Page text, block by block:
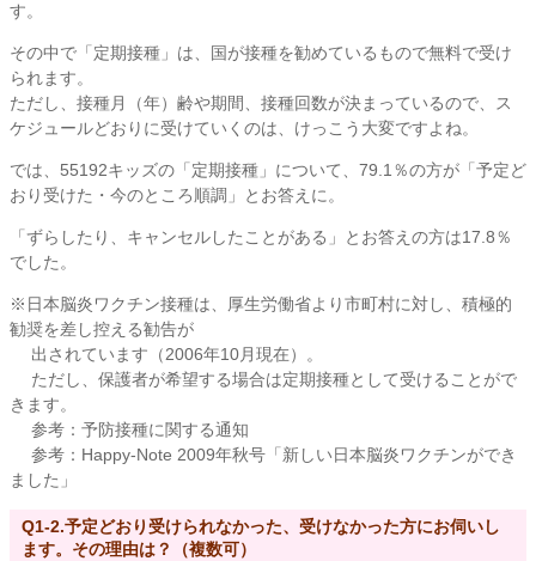
す。
その中で「定期接種」は、国が接種を勧めているもので無料で受け
られます。
ただし、接種月（年）齢や期間、接種回数が決まっているので、ス
ケジュールどおりに受けていくのは、けっこう大変ですよね。
では、55192キッズの「定期接種」について、79.1％の方が「予定ど
おり受けた・今のところ順調」とお答えに。
「ずらしたり、キャンセルしたことがある」とお答えの方は17.8％
でした。
※日本脳炎ワクチン接種は、厚生労働省より市町村に対し、積極的
勧奨を差し控える勧告が
出されています（2006年10月現在）。
ただし、保護者が希望する場合は定期接種として受けることがで
きます。
参考：予防接種に関する通知
参考：Happy-Note 2009年秋号「新しい日本脳炎ワクチンができ
ました」
Q1-2.予定どおり受けられなかった、受けなかった方にお伺いし
ます。その理由は？（複数可）